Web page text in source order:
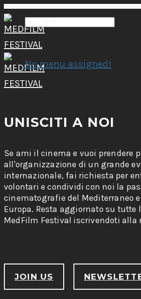
No menu assigned!
UNISCITI A NOI
Se ami il cinema e vuoi prendere
all'organizzazione di un grande
internazionale, fai richiesta per
volontari e condividi con noi la
cinematografie del Mediterraneo
Europa. Resta aggiornato su tutte
MedFilm Festival iscrivendoti alla
JOIN US